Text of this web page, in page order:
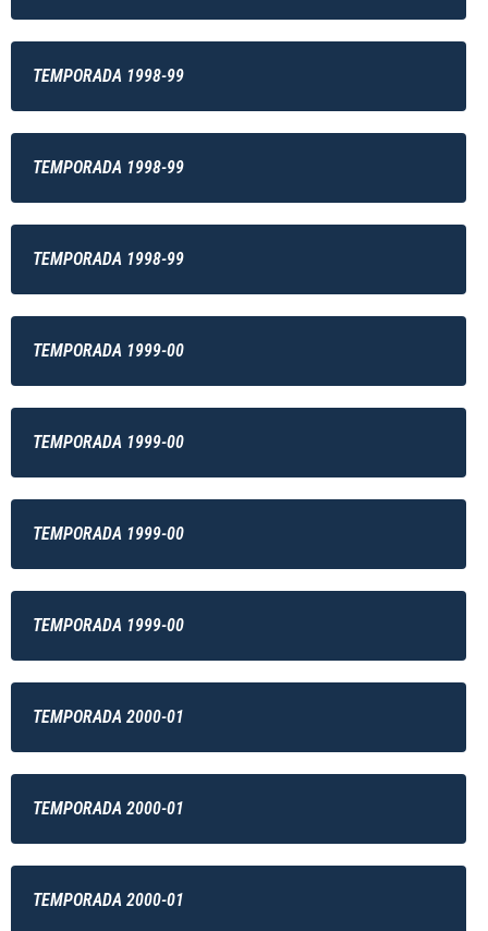
TEMPORADA 1998-99
TEMPORADA 1998-99
TEMPORADA 1998-99
TEMPORADA 1999-00
TEMPORADA 1999-00
TEMPORADA 1999-00
TEMPORADA 1999-00
TEMPORADA 2000-01
TEMPORADA 2000-01
TEMPORADA 2000-01